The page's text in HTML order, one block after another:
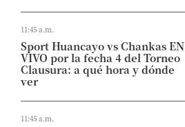
11:45 a.m.
Sport Huancayo vs Chankas EN
VIVO por la fecha 4 del Torneo
Clausura: a qué hora y dónde
ver
11:45 a.m.